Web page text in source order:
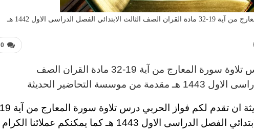
الدراسى الاول 1442 هـ
0
تلاوة سورة المعارج من آية 19-32 مادة القران
الصف
الاول 1443 هـ مقدمة من موسسة التحاضير الحديثة
ان تقدم لكم
الفصل الدراسى الاول 1443 هـكما يمكنكم عملائنا الكرام